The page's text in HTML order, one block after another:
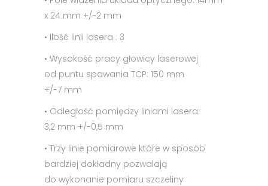
x 24 mm +/-2 mm
• Ilość linii lasera : 3
• Wysokość pracy głowicy laserowej
od puntu spawania TCP: 150 mm
+/-7 mm
• Odległość pomiędzy liniami lasera:
3,2 mm +/-0,5 mm
• Trzy linie pomiarowe które w sposób
bardziej dokładny pozwalają
do wykonanie pomiaru szczeliny